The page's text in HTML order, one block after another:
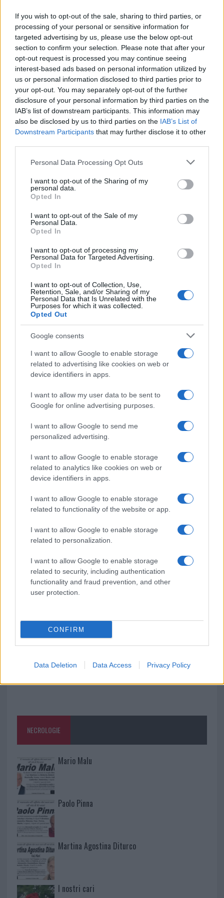
If you wish to opt-out of the sale, sharing to third parties, or
processing of your personal or sensitive information for
targeted advertising by us, please use the below opt-out
section to confirm your selection. Please note that after your
opt-out request is processed you may continue seeing
interest-based ads based on personal information utilized by
us or personal information disclosed to third parties prior to
your opt-out. You may separately opt-out of the further
disclosure of your personal information by third parties on the
IAB’s list of downstream participants. This information may
also be disclosed by us to third parties on the IAB’s List of
Downstream Participants that may further disclose it to other
Please note that this website/app uses one or more Google
not limited to your visit or usage behaviour. You may click to
grant or deny consent to Google and its third-party tags to
use your data for below specified purposes in below Google
consent section.
Personal Data Processing Opt Outs
I want to opt-out of the Sharing of my
personal data.
Opted In
I want to opt-out of the Sale of my
Personal Data.
Opted In
I want to opt-out of processing my
Personal Data for Targeted Advertising.
Opted In
I want to opt-out of Collection, Use,
Retention, Sale, and/or Sharing of my
Personal Data that Is Unrelated with the
Purposes for which it was collected.
Opted Out
Google consents
I want to allow Google to enable storage
related to advertising like cookies on web or
device identifiers in apps.
I want to allow my user data to be sent to
Google for online advertising purposes.
I want to allow Google to send me
personalized advertising.
I want to allow Google to enable storage
related to analytics like cookies on web or
device identifiers in apps.
I want to allow Google to enable storage
related to functionality of the website or app.
I want to allow Google to enable storage
related to personalization.
I want to allow Google to enable storage
related to security, including authentication
functionality and fraud prevention, and other
user protection.
CONFIRM
Data Deletion Data Access Privacy Policy
Notizie in tempo reale?
Entra nel canale telegram di
GalluraOggi.it
Ricevi le nostre ultime news
Condividi l'articolo
F
a
ce
b
o
o
k
T
w
it
te
r
Pi
n
te
re
st
W
at
s
A
p
p
S
a
re
Articolo precedente
Prossimo articolo
NOTIZIE RECENTI
A fuoco un deposito con bombole, intervento dei
Ristorante distrutto dalle fiamme a La
Maddalena, incendio a Monti d’à rena
Le previsioni meteo per il weekend a Olbia e in
Gallura
Michelle Hunziker in Gallura, bella anche dal
vivo: un amico vip svela come fa
Calangianus, dopo le polemiche il centro
accoglienza minori chiude
Olbia, divieto di sosta contro spaccio e degrado:
esplode la protesta
Pausa caffè impeccabile: come scegliere la
NECROLOGIE
Mario Malu
Paolo Pinna
Martina Agostina Diturco
I nostri cari